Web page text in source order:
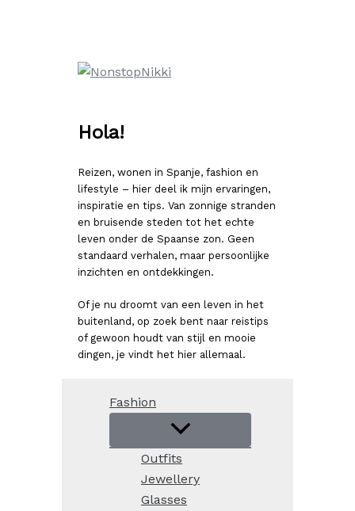
Hola!
Reizen, wonen in Spanje, fashion en
lifestyle – hier deel ik mijn ervaringen,
inspiratie en tips. Van zonnige stranden
en bruisende steden tot het echte
leven onder de Spaanse zon. Geen
standaard verhalen, maar persoonlijke
inzichten en ontdekkingen.
Of je nu droomt van een leven in het
buitenland, op zoek bent naar reistips
of gewoon houdt van stijl en mooie
dingen, je vindt het hier allemaal.
Fashion
Outfits
Jewellery
Glasses